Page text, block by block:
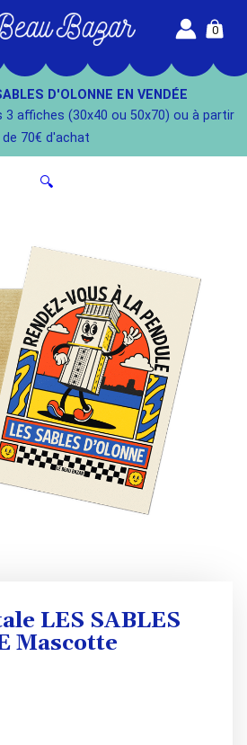
L
e
B
e
a
u
B
a
-
0
D'OLONNE EN VENDÉE
3 affiches (30x40 ou 50x70) ou à partir
de 70€ d'achat
🔍
LES SABLES
Mascotte